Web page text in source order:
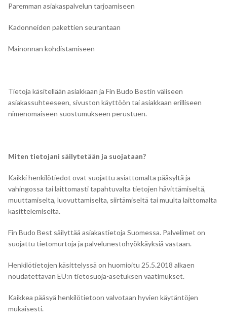
Paremman asiakaspalvelun tarjoamiseen
Kadonneiden pakettien seurantaan
Mainonnan kohdistamiseen
Tietoja käsitellään asiakkaan ja Fin Budo Bestin väliseen
asiakassuhteeseen, sivuston käyttöön tai asiakkaan erilliseen
nimenomaiseen suostumukseen perustuen.
Miten tietojani säilytetään ja suojataan?
Kaikki henkilötiedot ovat suojattu asiattomalta pääsyltä ja
vahingossa tai laittomasti tapahtuvalta tietojen hävittämiseltä,
muuttamiselta, luovuttamiselta, siirtämiseltä tai muulta laittomalta
käsittelemiseltä.
Fin Budo Best säilyttää asiakastietoja Suomessa. Palvelimet on
suojattu tietomurtoja ja palvelunestohyökkäyksiä vastaan.
Henkilötietojen käsittelyssä on huomioitu 25.5.2018 alkaen
noudatettavan EU:n tietosuoja-asetuksen vaatimukset.
Kaikkea pääsyä henkilötietoon valvotaan hyvien käytäntöjen
mukaisesti.